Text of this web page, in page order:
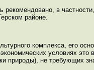
в
районе.
комплекса, его
условиях
природы), не требующих